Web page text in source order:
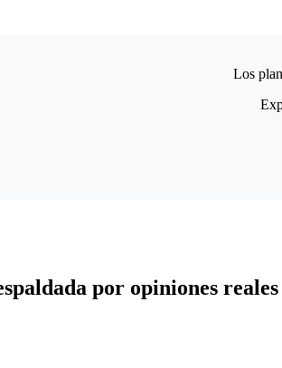
Los
por opiniones